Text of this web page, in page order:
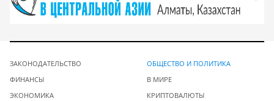
ЗАКОНОДАТЕЛЬСТВО
ФИНАНСЫ
ЭКОНОМИКА
ОБЩЕСТВО И ПОЛИТИКА
В МИРЕ
КРИПТОВАЛЮТЫ